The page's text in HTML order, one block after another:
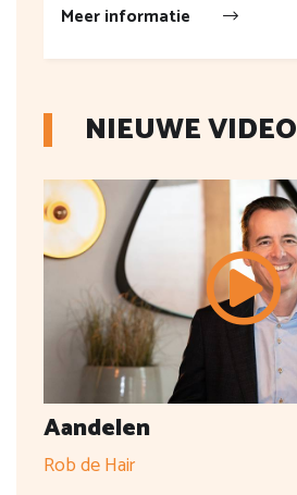
Meer informatie
NIEUWE VIDEO
Aandelen
Rob de Hair